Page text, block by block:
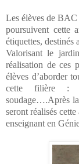
Les élèves de
poursuivent cette
étiquettes, destinés
Valorisant le
réalisation de ces
élèves d’aborder
cette filière :
soudage….Après
seront réalisés
enseignant en